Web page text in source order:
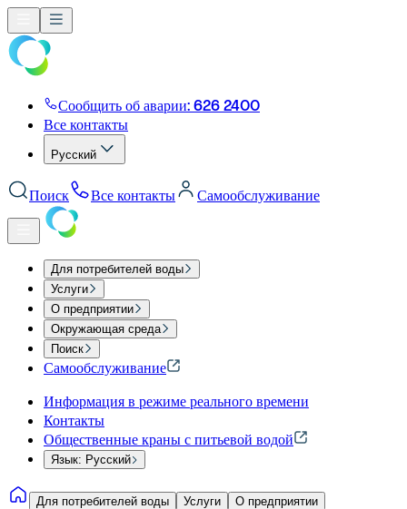
Сообщить об аварии: 626 2400
Все контакты
Русский
Поиск Все контакты Самообслуживание
Для потребителей воды
Услуги
О предприятии
Окружающая среда
Поиск
Самообслуживание
Информация в режиме реального времени
Контакты
Общественные краны с питьевой водой
Язык: Русский
Для потребителей воды Услуги
О предприятии